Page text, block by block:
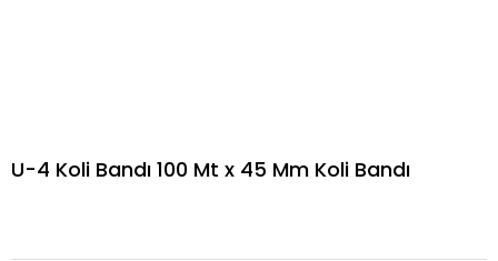
U-4 Koli Bandı 100 Mt x 45 Mm Koli Bandı